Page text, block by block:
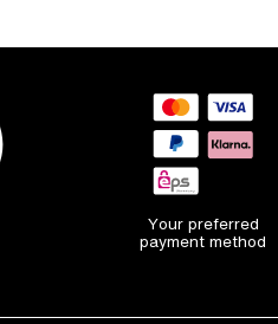
Your preferred
payment method